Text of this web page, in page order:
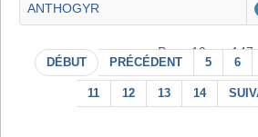
ANTHOGYR
Page 10 sur 147
DÉBUT PRÉCÉDENT 5 6
11 12 13 14